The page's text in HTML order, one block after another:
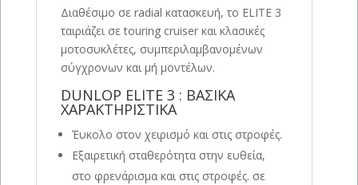
Διαθέσιμο σε radial κατασκευή, το ELITE 3
ταιριάζει σε touring cruiser και κλασικές
μοτοσυκλέτες, συμπεριλαμβανομένων
σύγχρονων και μή μοντέλων.
DUNLOP ELITE 3 : ΒΑΣΙΚΑ
ΧΑΡΑΚΤΗΡΙΣΤΙΚΑ
Έυκολο στον χειρισμό και στις στροφές.
Εξαιρετική σταθερότητα στην ευθεία,
στο φρενάρισμα και στις στροφές. σε